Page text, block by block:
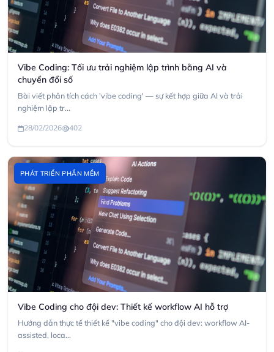
Vibe Coding: Tối ưu trải nghiệm lập trình bằng AI và
chuyển đổi số
Bài viết phân tích cách 'vibe coding' — sự kết hợp giữa AI và trải
nghiệm lập tr...
28/02/2026 402
PHÁT TRIỂN PHẦN MỀM
Vibe Coding cho đội dev: Thiết kế workflow AI hỗ trợ
Hướng dẫn thực tế thiết kế "vibe coding" cho đội dev: workflow AI-
assisted, loca...